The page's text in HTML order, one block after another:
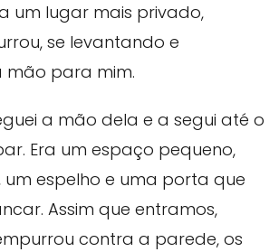
um lugar mais privado,
se levantando e
mão para mim.
a mão dela e a segui até o
Era um espaço pequeno,
espelho e uma porta que
Assim que entramos,
contra a parede, os